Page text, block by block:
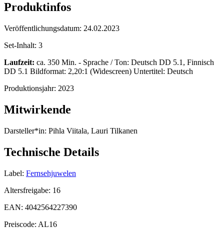
Produktinfos
Veröffentlichungsdatum: 24.02.2023
Set-Inhalt: 3
Laufzeit: ca. 350 Min. - Sprache / Ton: Deutsch DD 5.1, Finnisch
DD 5.1 Bildformat: 2,20:1 (Widescreen) Untertitel: Deutsch
Produktionsjahr: 2023
Mitwirkende
Darsteller*in: Pihla Viitala, Lauri Tilkanen
Technische Details
Label: Fernsehjuwelen
Altersfreigabe: 16
EAN: 4042564227390
Preiscode: AL16